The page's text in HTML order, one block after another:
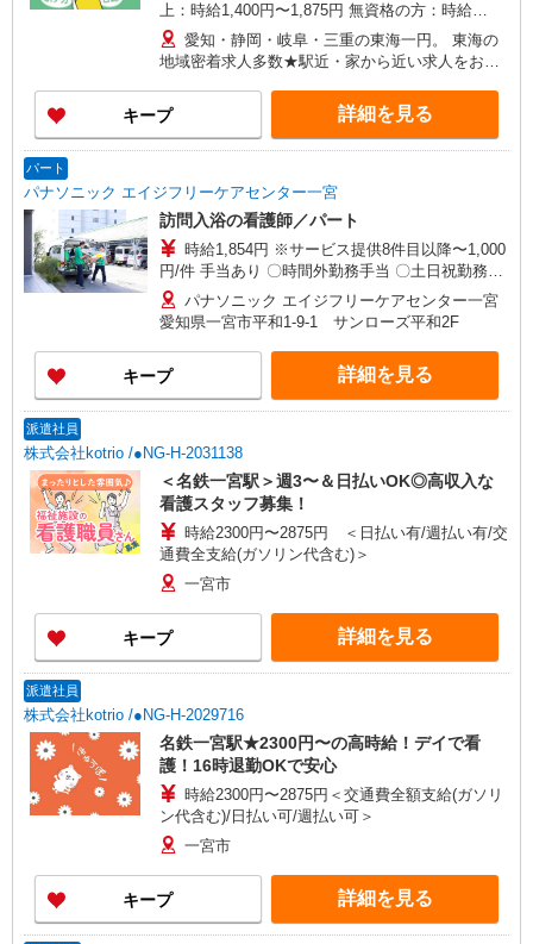
上：時給1,400円〜1,875円 無資格の方：時給
1,300円〜1,750円 ※給与幅は勤務先による +交通
費、諸手当（勤務先による） +0円で介護資格が取
れる （別途規定） ★給与日払い制度あり！
愛知・静岡・岐阜・三重の東海一円。 東海の
地域密着求人多数★駅近・家から近い求人をお探
キープ 詳細を見る
パート
パナソニック エイジフリーケアセンター一宮
訪問入浴の看護師／パート
時給1,854円 ※サービス提供8件目以降〜1,000
円/件 手当あり 〇時間外勤務手当 〇土日祝勤務手
当 〇無事故無違反表彰金 〇年末年始勤務手当
パナソニック エイジフリーケアセンター一宮
愛知県一宮市平和1-9-1 サンローズ平和2F
キープ 詳細を見る
派遣社員
株式会社kotrio /●NG-H-2031138
＜名鉄一宮駅＞週3〜＆日払いOK◎高収入な
看護スタッフ募集！
時給2300円〜2875円 ＜日払い有/週払い有/交
通費全支給(ガソリン代含む)＞
一宮市
キープ 詳細を見る
派遣社員
株式会社kotrio /●NG-H-2029716
名鉄一宮駅★2300円〜の高時給！デイで看
護！16時退勤OKで安心
時給2300円〜2875円＜交通費全額支給(ガソリ
ン代含む)/日払い可/週払い可＞
一宮市
キープ 詳細を見る